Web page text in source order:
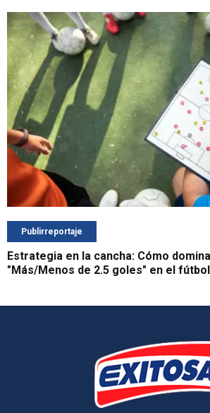
Publirreportaje
Estrategia en la cancha: Cómo
"Más/Menos de 2.5 goles" en el fútbol